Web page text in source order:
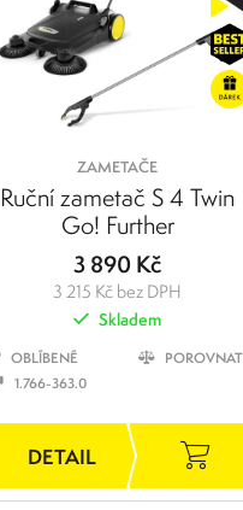
ZAMETAČE
Ruční zametač S 4 Twin
Go! Further
3 890 Kč
3 215 Kč bez DPH
Skladem
OBLÍBENÉ
POROVNAT
1.766-363.0